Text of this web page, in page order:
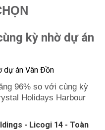
kỳ nhờ dự án
96% so với cùng kỳ
Holidays Harbour
- Licogi 14 - Toàn